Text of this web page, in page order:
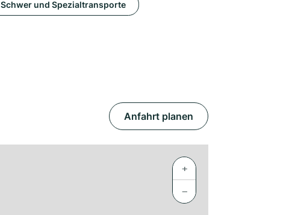
Schwer und Spezialtransporte
Anfahrt planen
+
−